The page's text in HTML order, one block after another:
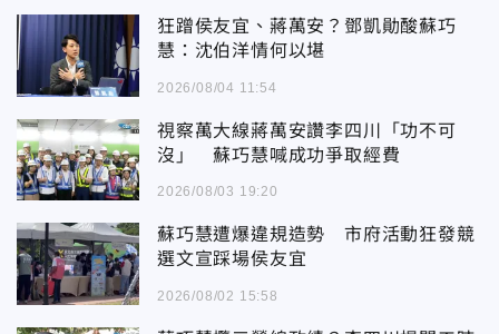
狂蹭侯友宜、蔣萬安？鄧凱勛酸蘇巧
慧：沈伯洋情何以堪
2026/08/04 11:54
視察萬大線蔣萬安讚李四川「功不可
沒」 蘇巧慧喊成功爭取經費
2026/08/03 19:20
蘇巧慧遭爆違規造勢 市府活動狂發競
選文宣踩場侯友宜
2026/08/02 15:58